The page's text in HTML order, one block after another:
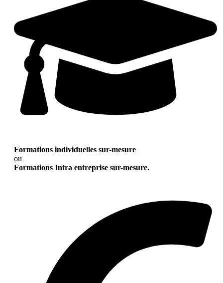
Formations individuelles sur-mesure
ou
Formations Intra entreprise sur-mesure.